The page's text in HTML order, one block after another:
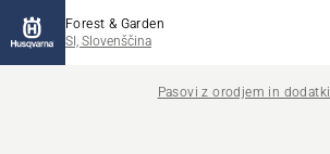
Forest & Garden
SI, Slovenščina
Pasovi z orodjem in dodatki